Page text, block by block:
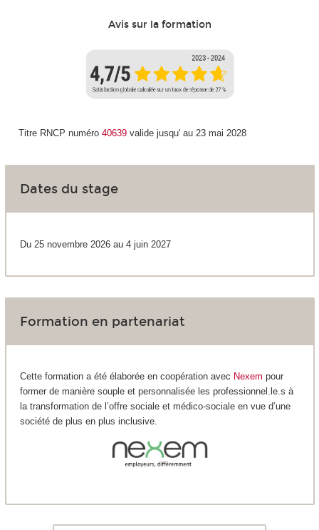
Avis sur la formation
Titre RNCP numéro 40639valide jusqu' au 23 mai 2028
Dates du stage
Du 25 novembre 2026 au 4 juin 2027
Formation en partenariat
Cette formation a été élaborée en coopération avec Nexem pour
former de manière souple et personnalisée les professionnel.le.s à
la transformation de l’offre sociale et médico-sociale en vue d’une
société de plus en plus inclusive.